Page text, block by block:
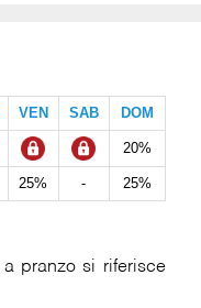
VEN SAB DOM
20%
25% - 25%
pranzo si riferisce